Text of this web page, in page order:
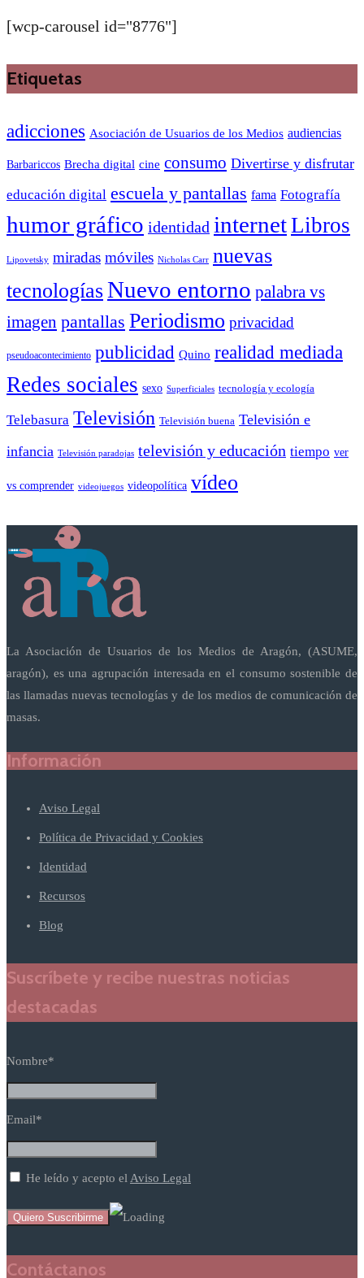
[wcp-carousel id="8776"]
Etiquetas
adicciones Asociación de Usuarios de los Medios audiencias
Barbariccos Brecha digital cine consumo Divertirse y disfrutar
educación digital escuela y pantallas fama Fotografía
humor gráfico identidad internetLibros
Lipovetsky miradas móviles Nicholas Carr nuevas
tecnologíasNuevo entorno palabra vs
imagen pantallas Periodismo privacidad
pseudoacontecimiento publicidad Quino realidad mediada
Redes sociales sexo Superficiales tecnología y ecología
Telebasura Televisión Televisión buena Televisión e
infancia Televisión paradojas televisión y educación tiempo ver
vs comprender videojuegos videopolítica vídeo
La Asociación de Usuarios de los Medios de Aragón, (ASUME,
aragón), es una agrupación interesada en el consumo sostenible de
las llamadas nuevas tecnologías y de los medios de comunicación de
masas.
Información
Aviso Legal
Política de Privacidad y Cookies
Identidad
Recursos
Blog
Suscríbete y recibe nuestras noticias
destacadas
Nombre*
Email*
He leído y acepto el Aviso Legal
Contáctanos